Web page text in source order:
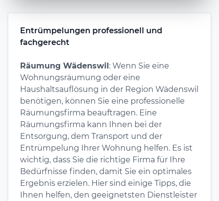
Entrümpelungen professionell und
fachgerecht
Räumung Wädenswil: Wenn Sie eine
Wohnungsräumung oder eine
Haushaltsauflösung in der Region Wädenswil
benötigen, können Sie eine professionelle
Räumungsfirma beauftragen. Eine
Räumungsfirma kann Ihnen bei der
Entsorgung, dem Transport und der
Entrümpelung Ihrer Wohnung helfen. Es ist
wichtig, dass Sie die richtige Firma für Ihre
Bedürfnisse finden, damit Sie ein optimales
Ergebnis erzielen. Hier sind einige Tipps, die
Ihnen helfen, den geeignetsten Dienstleister